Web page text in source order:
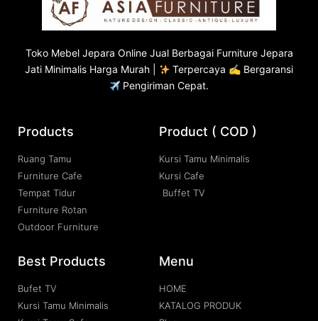
Toko Mebel Jepara Online Jual Berbagai Furniture Jepara
Jati Minimalis Harga Murah |
Terpercaya ✍ Bergaransi
Pengiriman Cepat.
Products
Ruang Tamu
Furniture Cafe
Tempat Tidur
Furniture Rotan
Outdoor Furniture
Product ( COD )
Kursi Tamu Minimalis
Kursi Cafe
Buffet TV
Best Products
Bufet TV
Kursi Tamu Minimalis
Menu
HOME
KATALOG PRODUK